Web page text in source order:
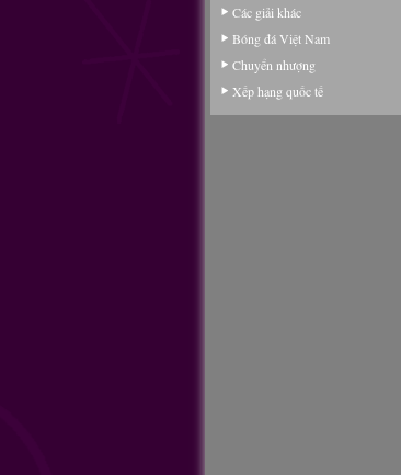
Các giải khác
Bóng đá Việt Nam
Chuyển nhượng
Xếp hạng quốc tế